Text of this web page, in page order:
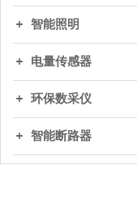
智能照明
电量传感器
环保数采仪
智能断路器